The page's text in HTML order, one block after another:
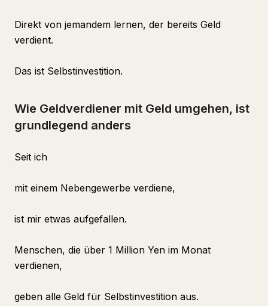
Direkt von jemandem lernen, der bereits Geld
verdient.
Das ist Selbstinvestition.
Wie Geldverdiener mit Geld umgehen, ist
grundlegend anders
Seit ich
mit einem Nebengewerbe verdiene,
ist mir etwas aufgefallen.
Menschen, die über 1 Million Yen im Monat
verdienen,
geben alle Geld für Selbstinvestition aus.